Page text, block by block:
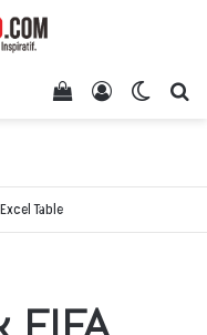
Switch
Log In
View your
Table